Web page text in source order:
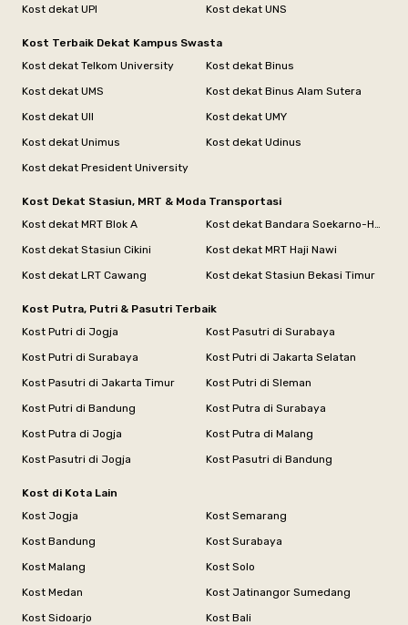
Kost dekat UPI
Kost dekat UNS
Kost Terbaik Dekat Kampus Swasta
Kost dekat Telkom University
Kost dekat Binus
Kost dekat UMS
Kost dekat Binus Alam Sutera
Kost dekat UII
Kost dekat UMY
Kost dekat Unimus
Kost dekat Udinus
Kost dekat President University
Kost Dekat Stasiun, MRT & Moda Transportasi
Kost dekat MRT Blok A
Kost dekat Bandara Soekarno-Hatta
Kost dekat Stasiun Cikini
Kost dekat MRT Haji Nawi
Kost dekat LRT Cawang
Kost dekat Stasiun Bekasi Timur
Kost Putra, Putri & Pasutri Terbaik
Kost Putri di Jogja
Kost Pasutri di Surabaya
Kost Putri di Surabaya
Kost Putri di Jakarta Selatan
Kost Pasutri di Jakarta Timur
Kost Putri di Sleman
Kost Putri di Bandung
Kost Putra di Surabaya
Kost Putra di Jogja
Kost Putra di Malang
Kost Pasutri di Jogja
Kost Pasutri di Bandung
Kost di Kota Lain
Kost Jogja
Kost Semarang
Kost Bandung
Kost Surabaya
Kost Malang
Kost Solo
Kost Medan
Kost Jatinangor Sumedang
Kost Sidoarjo
Kost Bali